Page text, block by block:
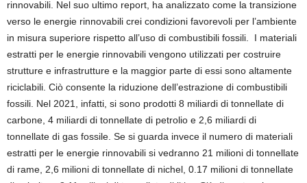
rinnovabili. Nel suo ultimo report, ha analizzato come la transizione
verso le energie rinnovabili crei condizioni favorevoli per l’ambiente
in misura superiore rispetto all’uso di combustibili fossili. I materiali
estratti per le energie rinnovabili vengono utilizzati per costruire
strutture e infrastrutture e la maggior parte di essi sono altamente
riciclabili. Ciò consente la riduzione dell’estrazione di combustibili
fossili. Nel 2021, infatti, si sono prodotti 8 miliardi di tonnellate di
carbone, 4 miliardi di tonnellate di petrolio e 2,6 miliardi di
tonnellate di gas fossile. Se si guarda invece il numero di materiali
estratti per le energie rinnovabili si vedranno 21 milioni di tonnellate
di rame, 2,6 milioni di tonnellate di nichel, 0.17 milioni di tonnellate